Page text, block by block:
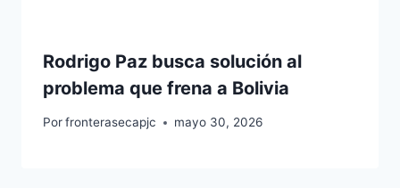
Rodrigo Paz busca solución al
problema que frena a Bolivia
Porfronterasecapjc mayo 30, 2026